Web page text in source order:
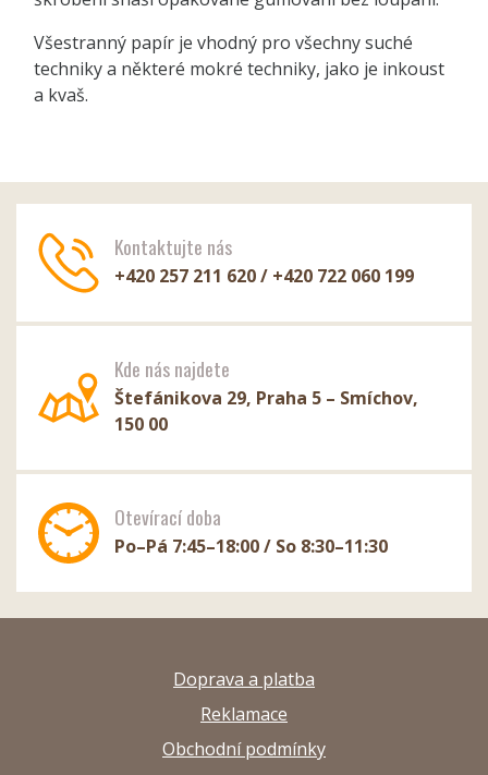
Všestranný papír je vhodný pro všechny suché
techniky a některé mokré techniky, jako je inkoust
a kvaš.
Kontaktujte nás
+420 257 211 620 / +420 722 060 199
Kde nás najdete
Štefánikova 29, Praha 5 – Smíchov,
150 00
Otevírací doba
Po–Pá 7:45–18:00 / So 8:30–11:30
Doprava a platba
Reklamace
Obchodní podmínky